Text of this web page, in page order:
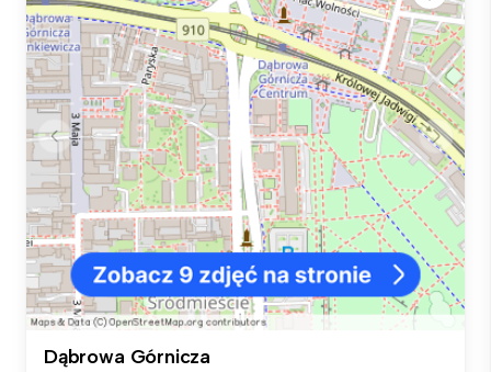
Dąbrowa Górnicza